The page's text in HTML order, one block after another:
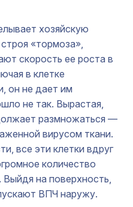
хозяйскую
«тормоза»,
скорость ее роста в
в клетке
он не дает им
не так. Вырастая,
размножаться —
вирусом ткани.
все эти клетки вдруг
количество
на поверхность,
ВПЧ наружу.